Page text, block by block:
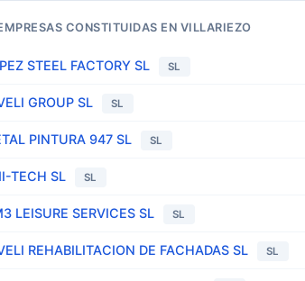
CONSTITUIDAS EN VILLARIEZO
STEEL FACTORY SL SL
GROUP SL SL
PINTURA 947 SL SL
TECH SL SL
LEISURE SERVICES SL SL
REHABILITACION DE FACHADAS SL SL